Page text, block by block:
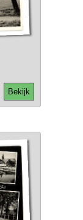
Bekijk